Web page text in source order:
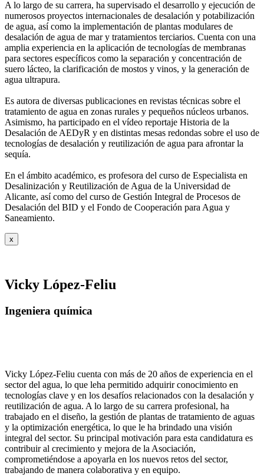
A lo largo de su carrera, ha supervisado el desarrollo y ejecución de
numerosos proyectos internacionales de desalación y potabilización
de agua, así como la implementación de plantas modulares de
desalación de agua de mar y tratamientos terciarios. Cuenta con una
amplia experiencia en la aplicación de tecnologías de membranas
para sectores específicos como la separación y concentración de
suero lácteo, la clarificación de mostos y vinos, y la generación de
agua ultrapura.
Es autora de diversas publicaciones en revistas técnicas sobre el
tratamiento de agua en zonas rurales y pequeños núcleos urbanos.
Asimismo, ha participado en el vídeo reportaje Historia de la
Desalación de AEDyR y en distintas mesas redondas sobre el uso de
tecnologías de desalación y reutilización de agua para afrontar la
sequía.
En el ámbito académico, es profesora del curso de Especialista en
Desalinización y Reutilización de Agua de la Universidad de
Alicante, así como del curso de Gestión Integral de Procesos de
Desalación del BID y el Fondo de Cooperación para Agua y
Saneamiento.
x
Vicky López-Feliu
Ingeniera química
Vicky López-Feliu cuenta con más de 20 años de experiencia en el
sector del agua, lo que leha permitido adquirir conocimiento en
tecnologías clave y en los desafíos relacionados con la desalación y
reutilización de agua. A lo largo de su carrera profesional, ha
trabajado en el diseño, la gestión de plantas de tratamiento de aguas
y la optimización energética, lo que le ha brindado una visión
integral del sector. Su principal motivación para esta candidatura es
contribuir al crecimiento y mejora de la Asociación,
comprometiéndose a apoyarla en los nuevos retos del sector,
trabajando de manera colaborativa y en equipo.